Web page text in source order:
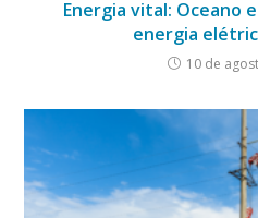
Energia vital: Oceano
energia
10 de